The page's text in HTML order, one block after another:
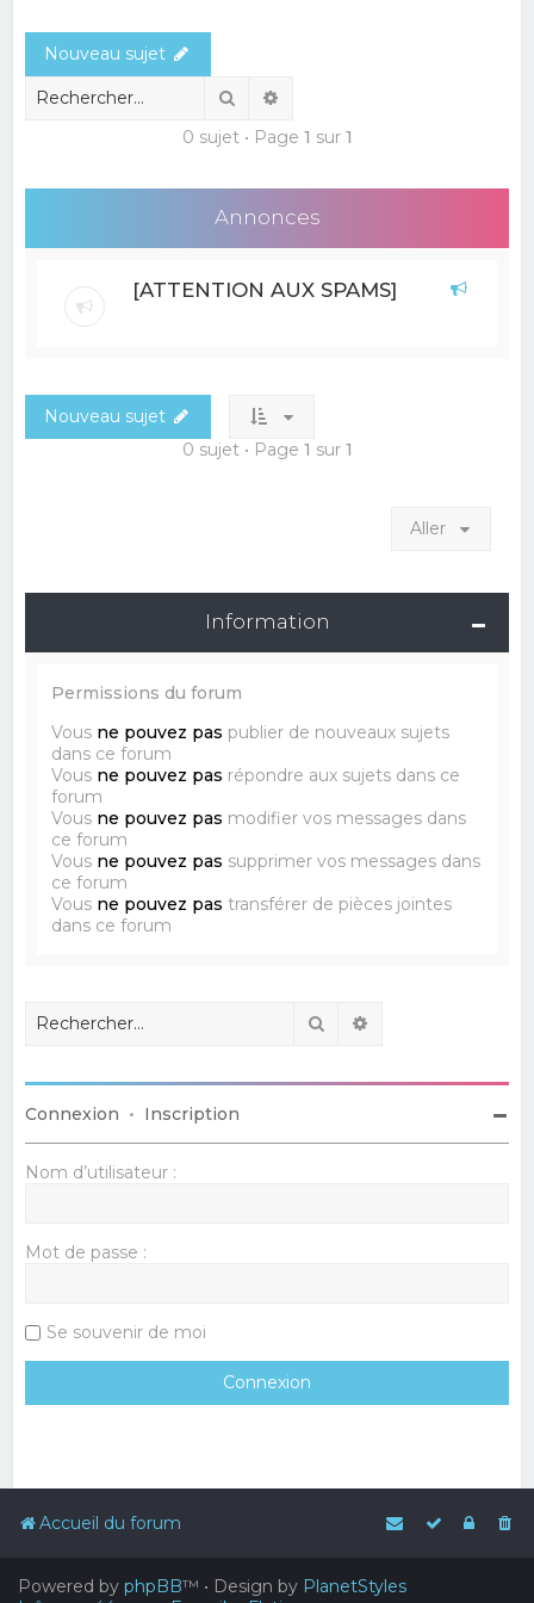
r
Nouveau sujet
Rechercher
0 sujet • Page 1 sur 1
Annonces
[ATTENTION AUX SPAMS]
Nouveau sujet
0 sujet • Page 1 sur 1
Aller
Information
Permissions du forum
Vous ne pouvez pas publier de nouveaux sujets
dans ce forum
Vous ne pouvez pas répondre aux sujets dans ce
forum
Vous ne pouvez pas modifier vos messages dans
ce forum
Vous ne pouvez pas supprimer vos messages dans
ce forum
Vous ne pouvez pas transférer de pièces jointes
dans ce forum
Rechercher
Connexion • Inscription
Nom d’utilisateur :
Mot de passe :
Se souvenir de moi
Accueil du forum
Powered by phpBB™ • Design by PlanetStyles